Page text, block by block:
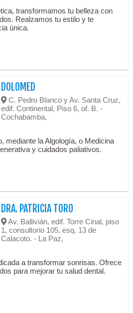
transformamos tu belleza con
Realzamos tu estilo y te
única.
DOLOMED
C. Pedro Blanco y Av. Santa Cruz,
edif. Continental, Piso 6, of. B. -
Cochabamba,
mediante la Algología, o Medicina
y cuidados paliativos.
DRA. PATRICIA TORO
Av. Ballivián, edif. Torre Cinal, piso
1, consultorio 105, esq. 13 de
Calacoto. - La Paz,
a transformar sonrisas. Ofrece
para mejorar tu salud dental.